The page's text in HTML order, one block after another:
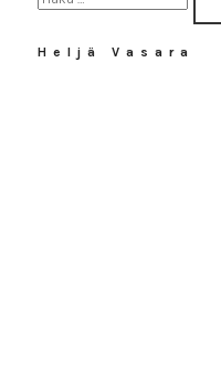
Heljä Vasara